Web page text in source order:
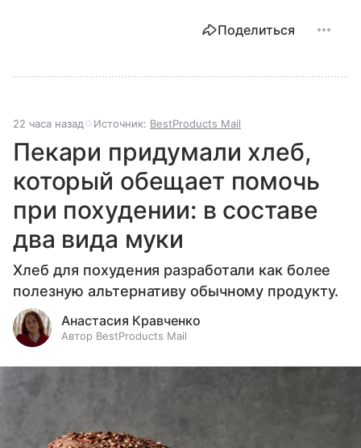
Поделиться
22 часа назад Источник: BestProducts Mail
Пекари придумали хлеб,
который обещает помочь
при похудении: в составе
два вида муки
Хлеб для похудения разработали как более
полезную альтернативу обычному продукту.
Анастасия Кравченко
Автор BestProducts Mail